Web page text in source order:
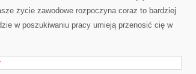
życie zawodowe rozpoczyna coraz to bardziej
w poszukiwaniu pracy umieją przenosić cię w